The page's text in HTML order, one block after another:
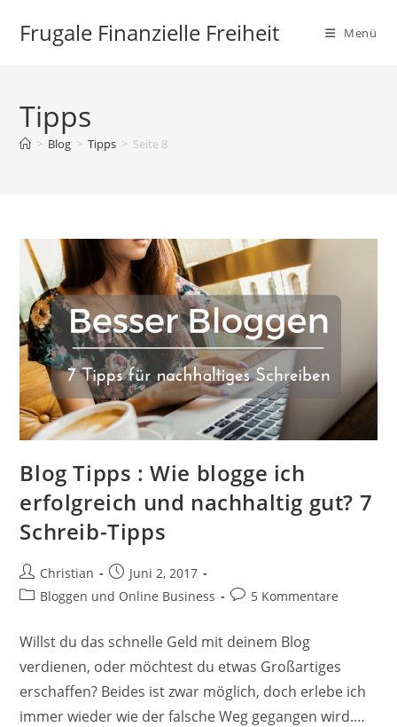
InhaltFrugale Finanzielle Freiheit Menü
Tipps
> Blog > Tipps > Seite 8
Blog Tipps : Wie blogge ich
erfolgreich und nachhaltig gut? 7
Schreib-Tipps
Beitrags-
Autor:
Christian
Beitrag
veröffentlicht:
Juni 2, 2017
Beitrags-
Bloggen und Online Business
Beitrags-
5 Kommentare
Willst du das schnelle Geld mit deinem Blog
verdienen, oder möchtest du etwas Großartiges
erschaffen? Beides ist zwar möglich, doch erlebe ich
immer wieder wie der falsche Weg gegangen wird.…